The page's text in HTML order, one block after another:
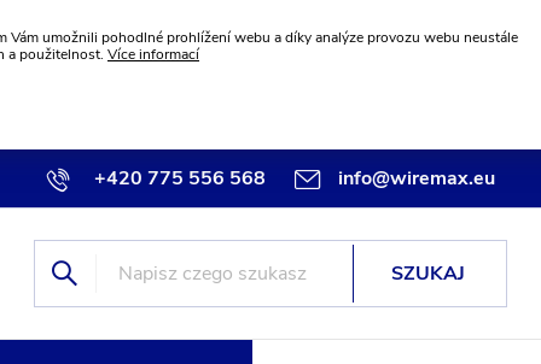
Vám umožnili pohodlné prohlížení webu a díky analýze provozu webu neustále
a použitelnost. Více informací
+420 775 556 568 info@wiremax.eu
SZUKAJ